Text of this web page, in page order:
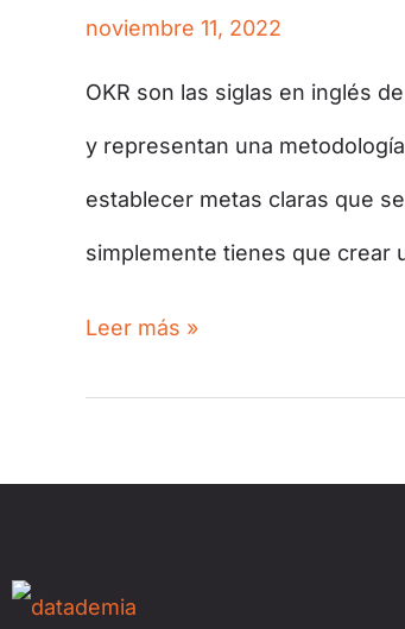
noviembre 11, 2022
OKR son las siglas en inglés
y representan una
establecer metas claras que
simplemente tienes que crear
Leer más »